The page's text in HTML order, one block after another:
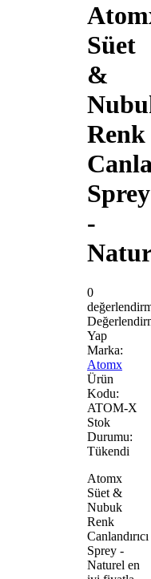
Süet
&
Renk
Sprey
-
0
Yap
Marka:
Atomx
Ürün
Kodu:
ATOM-X
Stok
Durumu:
Tükendi
Atomx
Süet &
Nubuk
Renk
Canlandırıcı
Sprey -
Naturel en